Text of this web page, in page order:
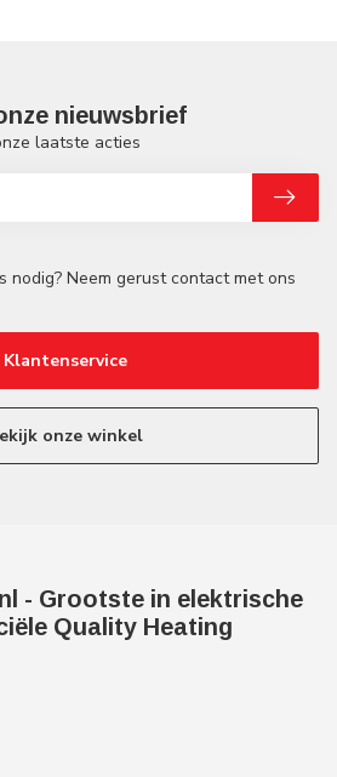
nodig? Neem gerust contact met ons
Klantenservice
onze winkel
nieuwsbrief
laatste acties
- Grootste in elektrische
Quality Heating